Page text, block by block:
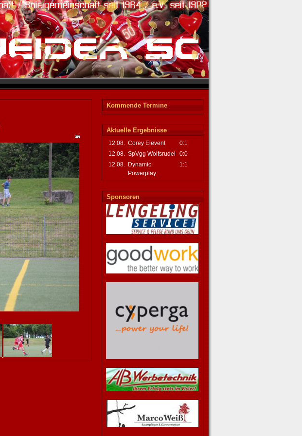
Kommende Termine
Aktuelle Ergebnisse
12.08. Corey Elevent
0:1
12.08. SpVgg Wolfsrudel
0:0
12.08. Dynamic
Powerplay
1:1
Sponsoren